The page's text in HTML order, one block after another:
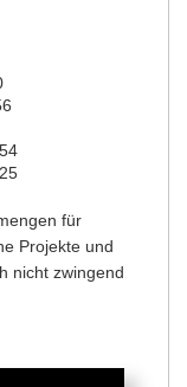
für
Projekte und
nicht zwingend